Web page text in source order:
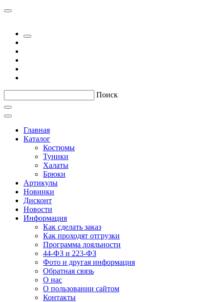
Поиск
Главная
Каталог
Костюмы
Туники
Халаты
Брюки
Артикулы
Новинки
Дисконт
Новости
Информация
Как сделать заказ
Как проходят отгрузки
Программа лояльности
44-ФЗ и 223-ФЗ
Фото и другая информация
Обратная связь
О нас
О пользовании сайтом
Контакты